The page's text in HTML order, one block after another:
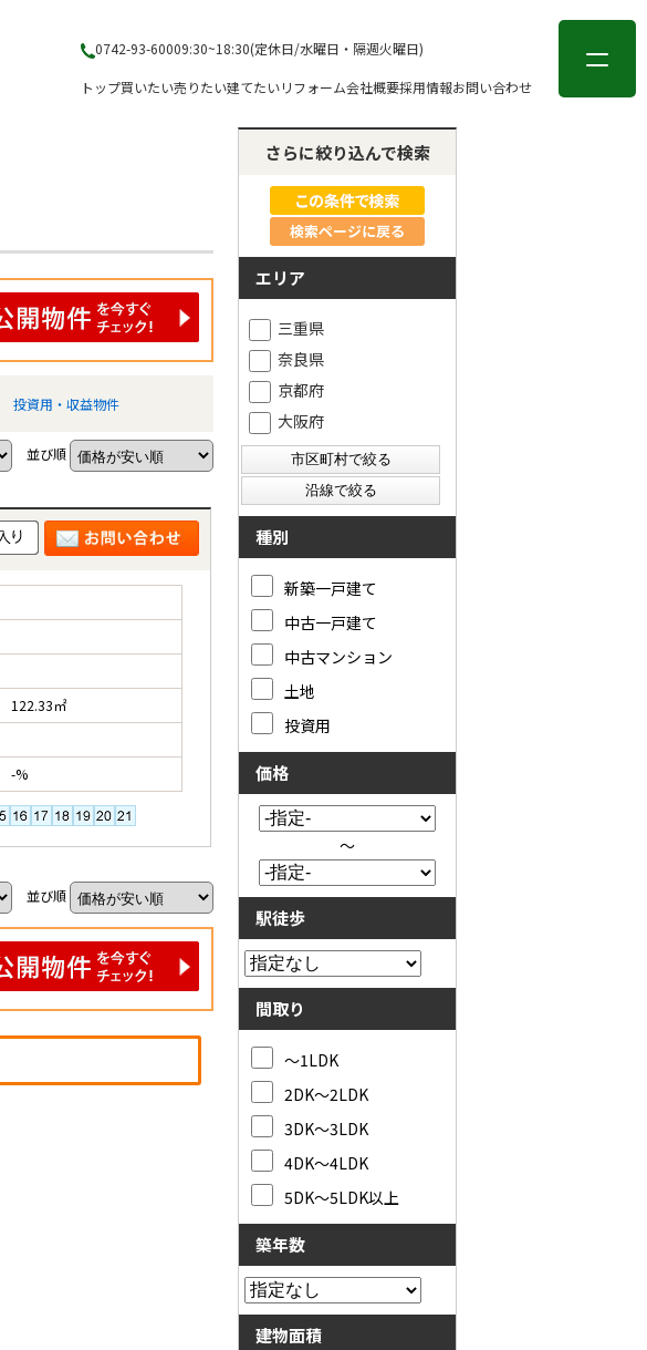
0742-93-60009:30~18:30(定休日/水曜日・隔週火曜日)
トップ買いたい売りたい建てたいリフォーム会社概要採用情報お問い合わせ
会員登録 ログイン
投資用・収益物件
並び順
122.33㎡
-%
並び順
さらに絞り込んで検索
検索ページに戻る
エリア
三重県
奈良県
京都府
大阪府
種別
新築一戸建て
中古一戸建て
中古マンション
土地
投資用
価格
～
駅徒歩
間取り
～1LDK
2DK～2LDK
3DK～3LDK
4DK～4LDK
5DK～5LDK以上
築年数
建物面積